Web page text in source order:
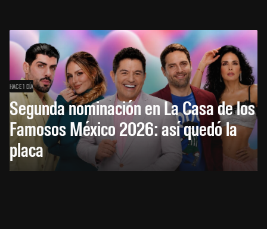
HACE 1 DÍA
Segunda nominación en La Casa de los
Famosos México 2026: así quedó la
placa